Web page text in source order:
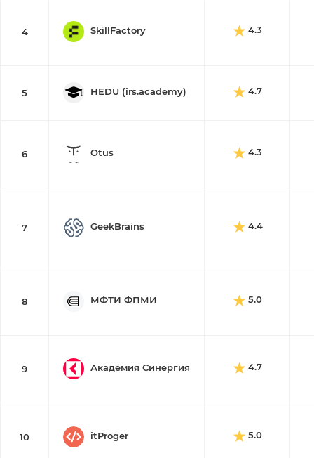
4 SkillFactory 4.3
5 HEDU (irs.academy) 4.7
6 Otus 4.3
7 GeekBrains 4.4
8 МФТИ ФПМИ 5.0
9 Академия Синергия 4.7
10 itProger 5.0